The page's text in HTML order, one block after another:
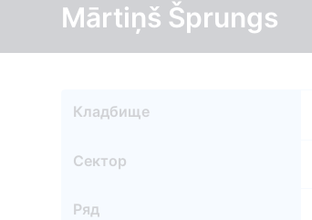
Mārtiņš Šprungs
Кладбище
Сектор
Ряд